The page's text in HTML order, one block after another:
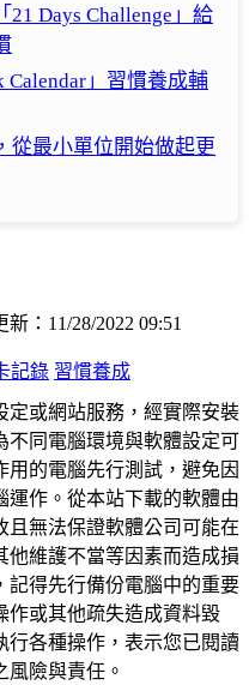
Days Challenge」給
Calendar」習慣養成輔
從最小單位開始做起更
：11/28/2022 09:51
記錄 習慣養成
定或網站服務，經實際安裝
不同電腦環境與軟體設定可
的電腦先行測試，避免因
運作。從本站下載的軟體由
且無法保證軟體公司可能在
他維護不當等因素而造成損
記得先行備份電腦中的重要
作或其他疏失造成資料毀
行各種操作，表示您已閱讀
風險與責任。